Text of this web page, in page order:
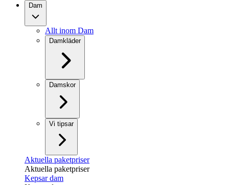
Dam
Allt inom Dam
Damkläder
Damskor
Vi tipsar
Aktuella paketpriser
Aktuella paketpriser
Kepsar dam